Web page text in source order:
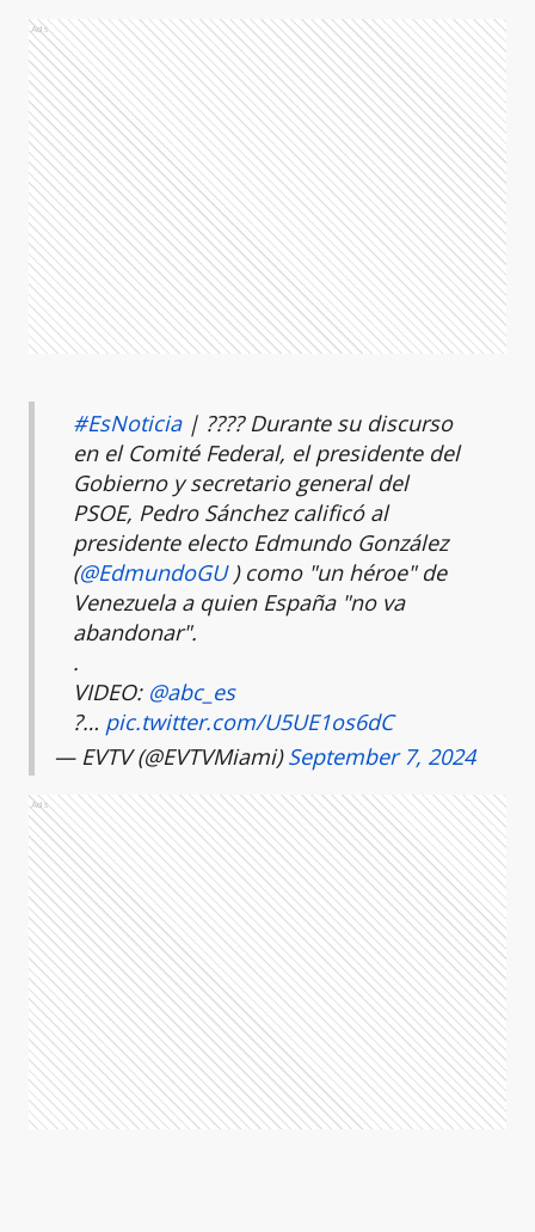
Ads
#EsNoticia| ???? Durante su discurso
en el Comité Federal, el presidente del
Gobierno y secretario general del
PSOE, Pedro Sánchez calificó al
presidente electo Edmundo González
(@EdmundoGU) como "un héroe" de
Venezuela a quien España "no va
abandonar".
.
VIDEO: @abc_es
?… pic.twitter.com/U5UE1os6dC
— EVTV (@EVTVMiami)September 7, 2024
Ads